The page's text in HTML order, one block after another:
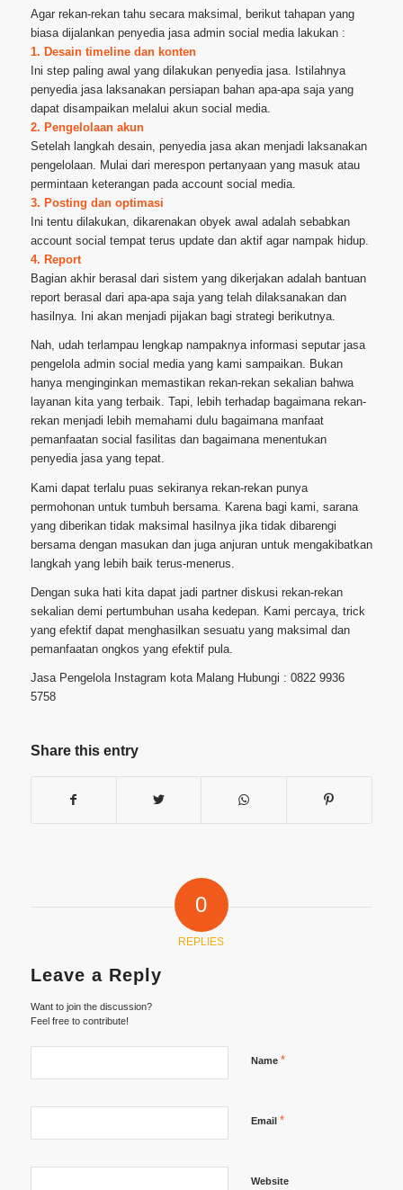
Agar rekan-rekan tahu secara maksimal, berikut tahapan yang
biasa dijalankan penyedia jasa admin social media lakukan :
1. Desain timeline dan konten
Ini step paling awal yang dilakukan penyedia jasa. Istilahnya
penyedia jasa laksanakan persiapan bahan apa-apa saja yang
dapat disampaikan melalui akun social media.
2. Pengelolaan akun
Setelah langkah desain, penyedia jasa akan menjadi laksanakan
pengelolaan. Mulai dari merespon pertanyaan yang masuk atau
permintaan keterangan pada account social media.
3. Posting dan optimasi
Ini tentu dilakukan, dikarenakan obyek awal adalah sebabkan
account social tempat terus update dan aktif agar nampak hidup.
4. Report
Bagian akhir berasal dari sistem yang dikerjakan adalah bantuan
report berasal dari apa-apa saja yang telah dilaksanakan dan
hasilnya. Ini akan menjadi pijakan bagi strategi berikutnya.
Nah, udah terlampau lengkap nampaknya informasi seputar jasa
pengelola admin social media yang kami sampaikan. Bukan
hanya menginginkan memastikan rekan-rekan sekalian bahwa
layanan kita yang terbaik. Tapi, lebih terhadap bagaimana rekan-
rekan menjadi lebih memahami dulu bagaimana manfaat
pemanfaatan social fasilitas dan bagaimana menentukan
penyedia jasa yang tepat.
Kami dapat terlalu puas sekiranya rekan-rekan punya
permohonan untuk tumbuh bersama. Karena bagi kami, sarana
yang diberikan tidak maksimal hasilnya jika tidak dibarengi
bersama dengan masukan dan juga anjuran untuk mengakibatkan
langkah yang lebih baik terus-menerus.
Dengan suka hati kita dapat jadi partner diskusi rekan-rekan
sekalian demi pertumbuhan usaha kedepan. Kami percaya, trick
yang efektif dapat menghasilkan sesuatu yang maksimal dan
pemanfaatan ongkos yang efektif pula.
Jasa Pengelola Instagram kota Malang Hubungi : 0822 9936
5758
Share this entry
0
REPLIES
Leave a Reply
Want to join the discussion?
Feel free to contribute!
Name *
Email *
Website